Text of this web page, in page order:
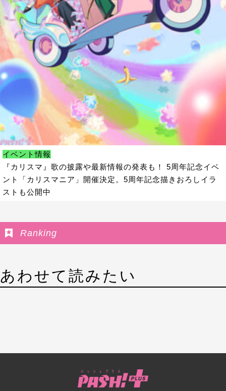
イベント情報
『カリスマ』歌の披露や最新情報の発表も！ 5周年記念イベ
ント「カリスマニア」開催決定。5周年記念描きおろしイラ
ストも公開中
Ranking
あわせて読みたい